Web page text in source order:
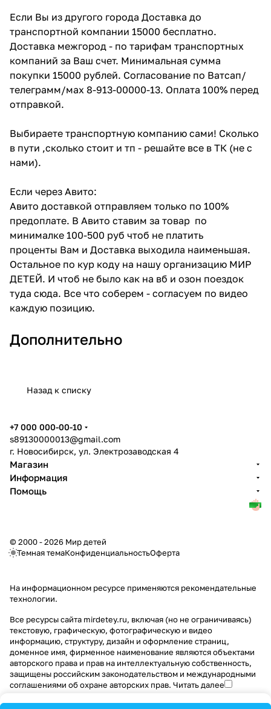
Если Вы из другого города Доставка до
транспортной компании 15000 бесплатно.
Доставка межгород - по тарифам транспортных
компаний за Ваш счет. Минимальная сумма
покупки 15000 рублей. Согласование по Ватсап/
телеграмм/мах 8-913-00000-13. Оплата 100% перед
отправкой.
Выбираете транспортную компанию сами! Сколько
в пути ,сколько стоит и тп - решайте все в ТК (не с
нами).
Если через Авито:
Авито доставкой отправляем только по 100%
предоплате. В Авито ставим за товар по
минималке 100-500 руб чтоб не платить
проценты Вам и Доставка выходила наименьшая.
Остальное по кур коду на нашу организацию МИР
ДЕТЕЙ. И чтоб не было как на вб и озон поездок
туда сюда. Все что соберем - согласуем по видео
каждую позицию.
Дополнительно
Назад к списку
+7 000 000-00-10
s89130000013@gmail.com
г. Новосибирск, ул. Электрозаводская 4
Магазин
Информация
Помощь
© 2000 - 2026 Мир детей
Темная темаКонфиденциальностьОферта
На информационном ресурсе применяются рекомендательные
технологии.
Все ресурсы сайта mirdetey.ru, включая (но не ограничиваясь)
текстовую, графическую, фотографическую и видео
информацию, структуру, дизайн и оформление страниц,
доменное имя, фирменное наименование являются объектами
авторского права и прав на интеллектуальную собственность,
защищены российским законодательством и международными
соглашениями об охране авторских прав. Читать далее